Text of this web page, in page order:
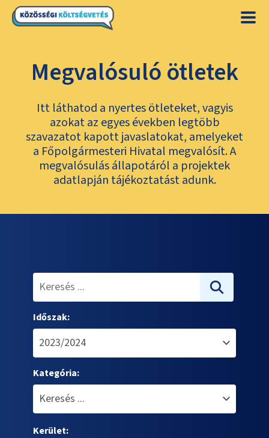
Megvalósuló ötletek
Itt láthatod a nyertes ötleteket, vagyis
azokat az egyes években legtöbb
szavazatot kapott javaslatokat, amelyeket
a Főpolgármesteri Hivatal megvalósít. A
megvalósulás állapotáról a projektek
adatlapján tájékoztatást adunk.
Időszak:
Kategória:
Kerület: